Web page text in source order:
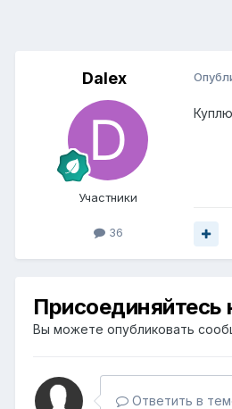
Dalex
Участники
36
Вы можете опубликовать
Ответить в